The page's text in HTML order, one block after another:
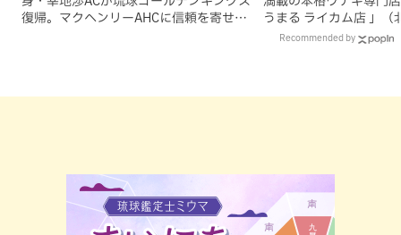
復帰。マクヘンリーAHCに信頼を寄せる
うまる ライカム店 」（
Recommended by